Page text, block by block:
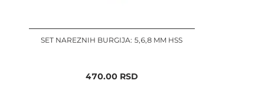
SET NAREZNIH BURGIJA: 5,6,8 MM HSS
470.00RSD